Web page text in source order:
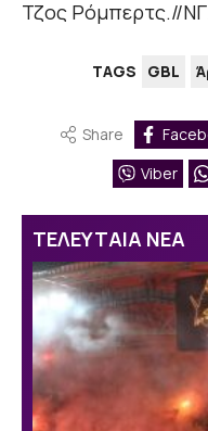
Τζος Ρόμπερτς.//
TAGS GBL
Share
Viber
ΤΕΛΕΥΤΑΙΑ ΝΕΑ